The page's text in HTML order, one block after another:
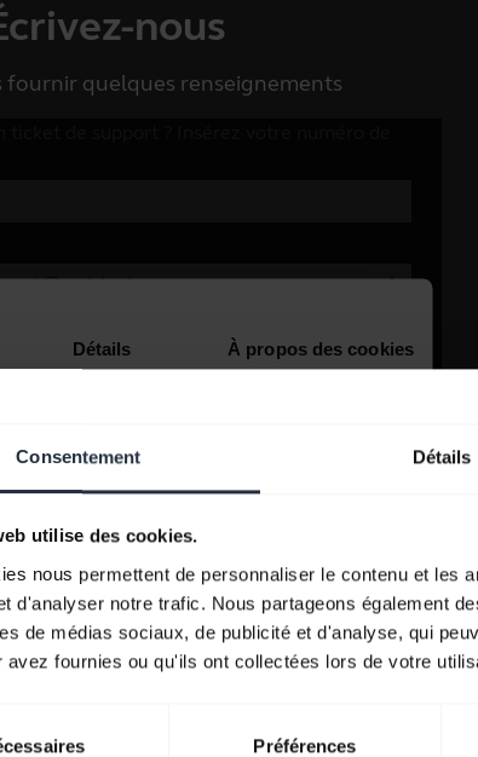
Consentement Détails
utilise des cookies.
nous permettent de personnaliser le contenu et les
d'analyser notre trafic. Nous partageons également
de médias sociaux, de publicité et d'analyse, qui
avez fournies ou qu'ils ont collectées lors de votre
Préférences
nous
fournir quelques renseignements